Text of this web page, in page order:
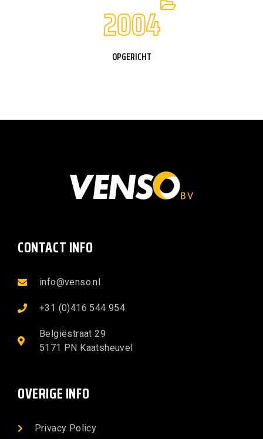
2004
OPGERICHT
CONTACT INFO
info@venso.nl
+31 (0)416 544 954
Belgiëstraat 29
5171 PN Kaatsheuvel
OVERIGE INFO
Privacy Policy